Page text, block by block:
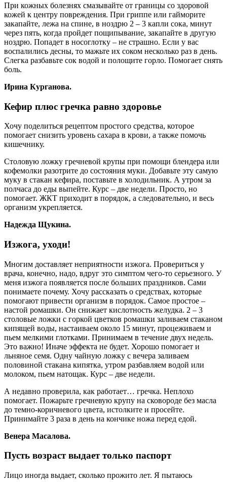
При кожных болезнях смазывайте от границы со здоровой
кожей к центру повреждения. При гриппе или гайморите
закапайте, лежа на спине, в ноздрю 2 – 3 капли сока, минут
через пять, когда пройдет пощипывание, закапайте в другую
ноздрю. Попадет в носоглотку – не страшно. Если у вас
воспалились десны, то мажьте их соком несколько раз в день.
Слегка разбавьте сок водой и полощите горло. Помогает снять
боль.
Ирина Курганова.
Кефир плюс гречка равно здоровье
Хочу поделиться рецептом простого средства, которое
помогает снизить уровень сахара в крови, а также помочь
кишечнику.
Столовую ложку гречневой крупы при помощи блендера или
кофемолки разотрите до состояния муки. Добавьте эту самую
муку в стакан кефира, поставьте в холодильник. А утром за
полчаса до еды выпейте. Курс – две недели. Просто, но
помогает. ЖКТ приходит в порядок, а следовательно, и весь
организм укрепляется.
Надежда Щукина.
Изжога, уходи!
Многим доставляет неприятности изжога. Провериться у
врача, конечно, надо, вдруг это симптом чего-то серьезного. У
меня изжога появляется после больших праздников. Сами
понимаете почему. Хочу рассказать о средствах, которые
помогают привести организм в порядок. Самое простое –
настой ромашки. Он снижает кислотность желудка. 2 – 3
столовые ложки с горкой цветков ромашки заливаем стаканом
кипящей воды, настаиваем около 15 минут, процеживаем и
пьем мелкими глотками. Принимаем в течение двух недель.
Это важно! Иначе эффекта не будет. Хорошо помогает и
льняное семя. Одну чайную ложку с вечера заливаем
половиной стакана кипятка, утром разбавляем водой или
молоком, пьем натощак. Курс – две недели.
А недавно проверила, как работает… гречка. Неплохо
помогает. Пожарьте гречневую крупу на сковороде без масла
до темно-коричневого цвета, истолките и просейте.
Принимайте 3 раза в день на кончике ножа перед едой.
Венера Масалова.
Пусть возраст выдает только паспорт
Лицо иногда выдает, сколько прожито лет. Я пытаюсь